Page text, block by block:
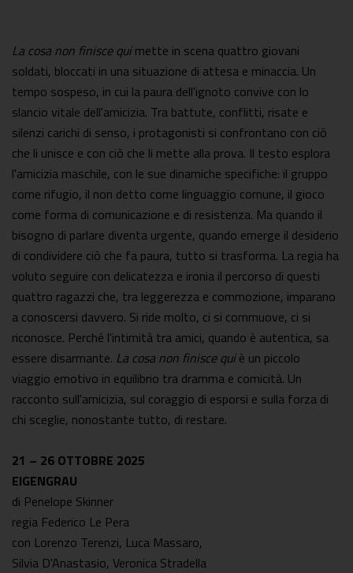
La cosa non finisce quimette in scena quattro giovani
soldati, bloccati in una situazione di attesa e minaccia. Un
tempo sospeso, in cui la paura dell'ignoto convive con lo
slancio vitale dell'amicizia. Tra battute, conflitti, risate e
silenzi carichi di senso, i protagonisti si confrontano con ciò
che li unisce e con ciò che li mette alla prova. Il testo esplora
l'amicizia maschile, con le sue dinamiche specifiche: il gruppo
come rifugio, il non detto come linguaggio comune, il gioco
come forma di comunicazione e di resistenza. Ma quando il
bisogno di parlare diventa urgente, quando emerge il desiderio
di condividere ciò che fa paura, tutto si trasforma. La regia ha
voluto seguire con delicatezza e ironia il percorso di questi
quattro ragazzi che, tra leggerezza e commozione, imparano
a conoscersi davvero. Si ride molto, ci si commuove, ci si
riconosce. Perché l'intimità tra amici, quando è autentica, sa
essere disarmante. La cosa non finisce quiè un piccolo
viaggio emotivo in equilibrio tra dramma e comicità. Un
racconto sull'amicizia, sul coraggio di esporsi e sulla forza di
chi sceglie, nonostante tutto, di restare.
21 – 26 OTTOBRE 2025
EIGENGRAU
di Penelope Skinner
regia Federico Le Pera
con Lorenzo Terenzi, Luca Massaro,
Silvia D'Anastasio, Veronica Stradella